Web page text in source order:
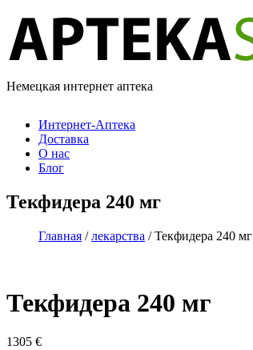
Немецкая интернет аптека
Интернет-Аптека
Доставка
О нас
Блог
Текфидера 240 мг
Главная /лекарства / Текфидера 240 мг
Текфидера 240 мг
1305 €